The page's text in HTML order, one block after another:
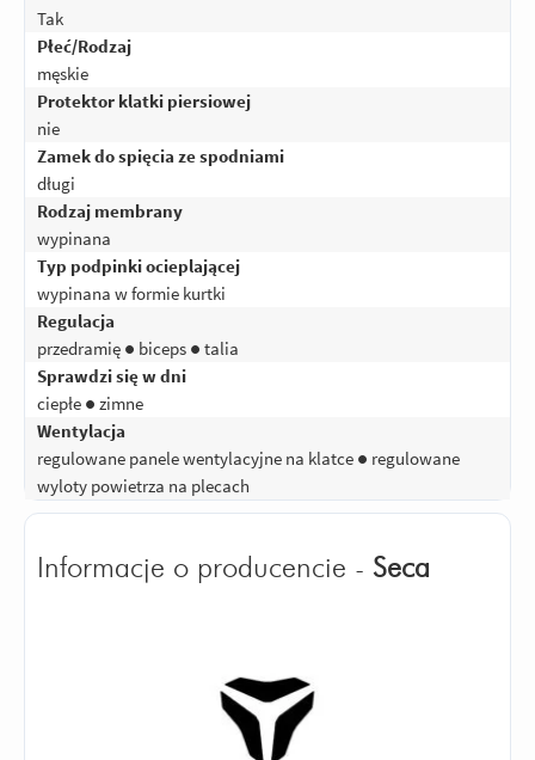
Tak
Płeć/Rodzaj
męskie
Protektor klatki piersiowej
nie
Zamek do spięcia ze spodniami
długi
Rodzaj membrany
wypinana
Typ podpinki ocieplającej
wypinana w formie kurtki
Regulacja
przedramię ● biceps ● talia
Sprawdzi się w dni
ciepłe ● zimne
Wentylacja
regulowane panele wentylacyjne na klatce ● regulowane
wyloty powietrza na plecach
Informacje o producencie - Seca